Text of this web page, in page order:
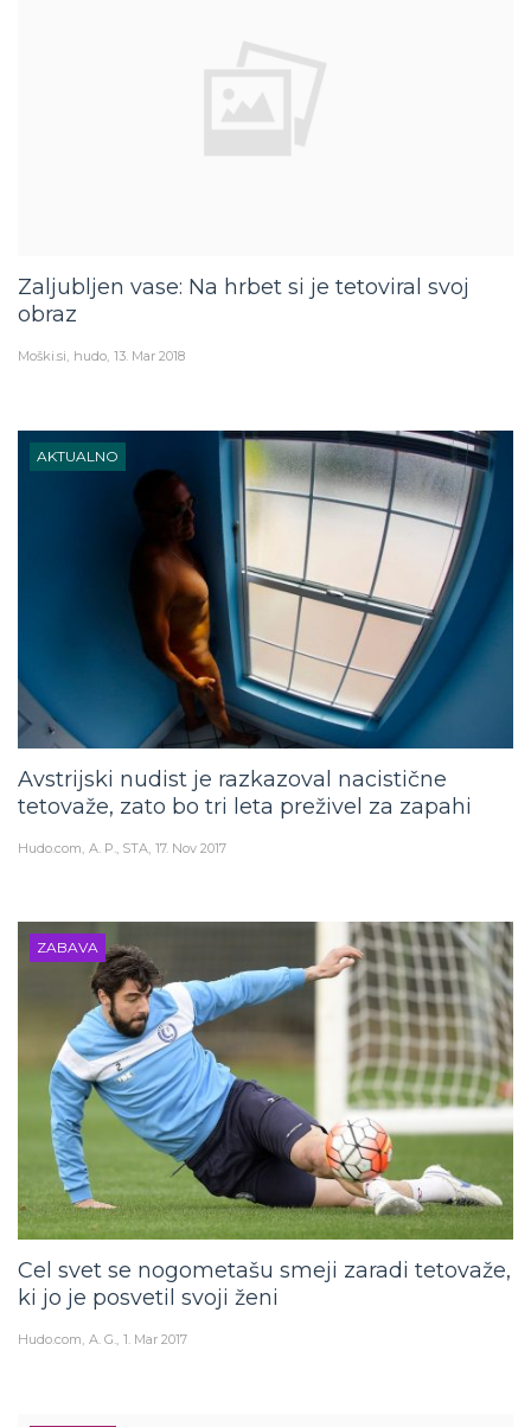
Zaljubljen vase: Na hrbet si je tetoviral svoj
obraz
Moški.si hudo 13. Mar 2018
AKTUALNO
Avstrijski nudist je razkazoval nacistične
tetovaže, zato bo tri leta preživel za zapahi
Hudo.com A. P., STA 17. Nov 2017
ZABAVA
Cel svet se nogometašu smeji zaradi tetovaže,
ki jo je posvetil svoji ženi
Hudo.com A. G. 1. Mar 2017